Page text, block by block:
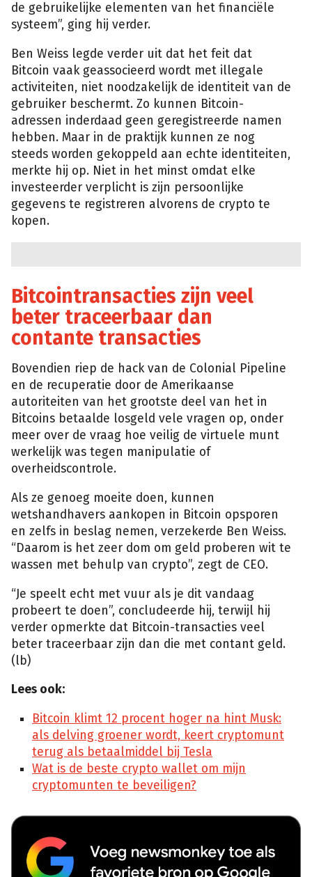
de gebruikelijke elementen van het financiële
systeem”, ging hij verder.
Ben Weiss legde verder uit dat het feit dat
Bitcoin vaak geassocieerd wordt met illegale
activiteiten, niet noodzakelijk de identiteit van de
gebruiker beschermt. Zo kunnen Bitcoin-
adressen inderdaad geen geregistreerde namen
hebben. Maar in de praktijk kunnen ze nog
steeds worden gekoppeld aan echte identiteiten,
merkte hij op. Niet in het minst omdat elke
investeerder verplicht is zijn persoonlijke
gegevens te registreren alvorens de crypto te
kopen.
Bitcointransacties zijn veel
beter traceerbaar dan
contante transacties
Bovendien riep de hack van de Colonial Pipeline
en de recuperatie door de Amerikaanse
autoriteiten van het grootste deel van het in
Bitcoins betaalde losgeld vele vragen op, onder
meer over de vraag hoe veilig de virtuele munt
werkelijk was tegen manipulatie of
overheidscontrole.
Als ze genoeg moeite doen, kunnen
wetshandhavers aankopen in Bitcoin opsporen
en zelfs in beslag nemen, verzekerde Ben Weiss.
“Daarom is het zeer dom om geld proberen wit te
wassen met behulp van crypto”, zegt de CEO.
“Je speelt echt met vuur als je dit vandaag
probeert te doen”, concludeerde hij, terwijl hij
verder opmerkte dat Bitcoin-transacties veel
beter traceerbaar zijn dan die met contant geld.
(lb)
Lees ook:
Bitcoin klimt 12 procent hoger na hint Musk:
als delving groener wordt, keert cryptomunt
terug als betaalmiddel bij Tesla
Wat is de beste crypto wallet om mijn
cryptomunten te beveiligen?